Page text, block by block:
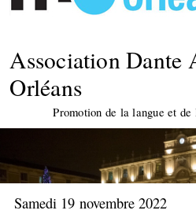
Association
Orléans
Promotion de la langue et
Samedi 19 novembre 2022